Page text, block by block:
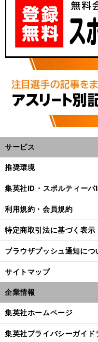
サービス
推奨環境
集英社ID・スポルティーバ
利用規約・会員規約
特定商取引法に基づく表示
ブラウザプッシュ通知につ
サイトマップ
企業情報
集英社ホームページ
集英社プライバシーガイド